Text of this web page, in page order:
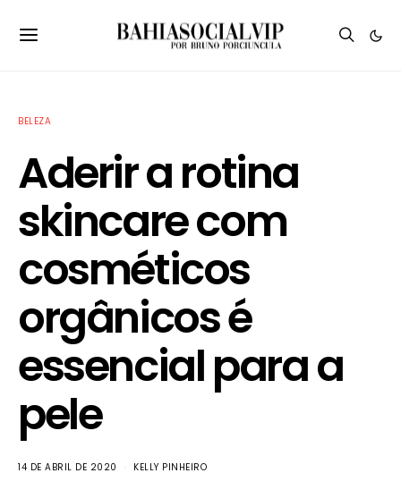
BELEZA
Aderir a rotina
skincare com
cosméticos
orgânicos é
essencial para a
pele
14 DE ABRIL DE 2020 KELLY PINHEIRO